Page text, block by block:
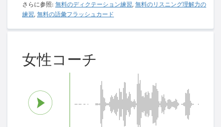
さらに参照: 無料のディクテーション練習, 無料のリスニング理解力の
練習, 無料の語彙フラッシュカード
女性コーチ